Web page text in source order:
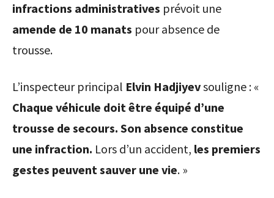
infractions administratives prévoit une
amende de 10 manats pour absence de
trousse.
L’inspecteur principal Elvin Hadjiyevsouligne : «
Chaque véhicule doit être équipé d’une
trousse de secours. Son absence constitue
une infraction. Lors d’un accident, les premiers
gestes peuvent sauver une vie. »